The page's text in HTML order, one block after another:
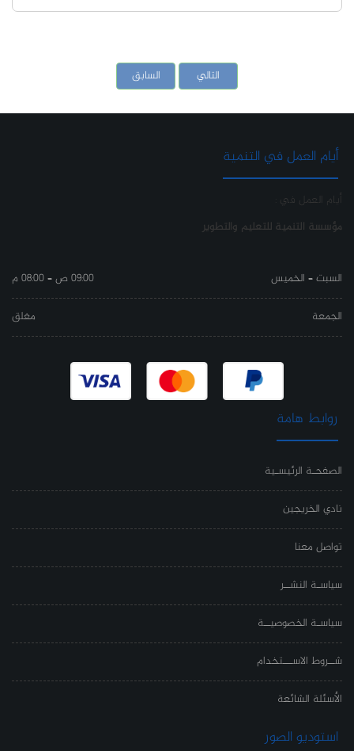
السابق التالي
أيام العمل في التنمية
أيام العمل في :
مؤسسة التنمية للتعليم والتطوير
السبت – الخميس
09:00 ص – 08:00 م
الجمعة
مغلق
روابط هامة
الصفحـة الرئيسـية
نادي الخريجين
تواصل معنا
سياسـة النشــر
سياسـة الخصوصيــة
شــروط الاســـتخدام
الأسئلة الشائعة
استوديو الصور